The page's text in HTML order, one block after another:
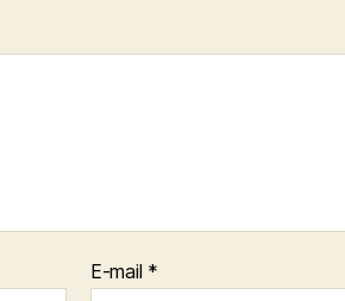
E-mail *